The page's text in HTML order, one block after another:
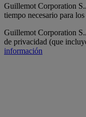
Guillemot Corporation
tiempo necesario para
Guillemot Corporation
de privacidad (que
información